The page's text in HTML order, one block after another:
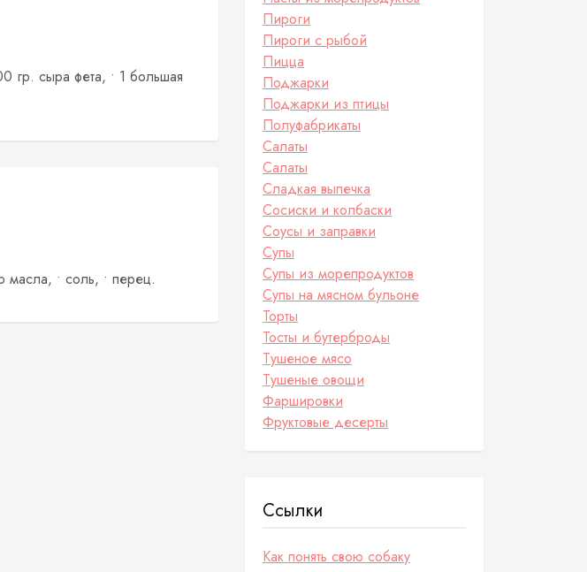
гр. сыра фета, • 1 большая
масла, • соль, • перец.
Пироги
Пироги с рыбой
Пицца
Поджарки
Поджарки из птицы
Полуфабрикаты
Салаты
Салаты
Сладкая выпечка
Сосиски и колбаски
Соусы и заправки
Супы
Супы из морепродуктов
Супы на мясном бульоне
Торты
Тосты и бутерброды
Тушеное мясо
Тушеные овощи
Фаршировки
Фруктовые десерты
Ссылки
Как понять свою собаку